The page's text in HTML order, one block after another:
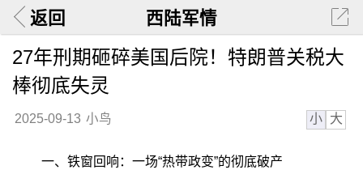
返回 西陆军情
27年刑期砸碎美国后院！特朗普关税大
棒彻底失灵
2025-09-13 小鸟 小 大
一、铁窗回响：一场“热带政变”的彻底破产